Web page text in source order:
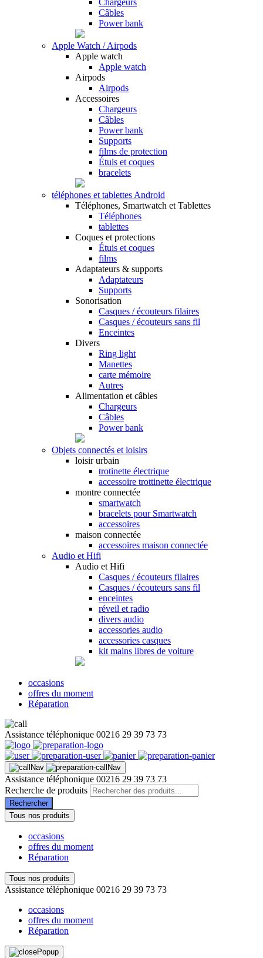
Chargeurs
Câbles
Power bank
Apple Watch / Airpods
Apple watch
Apple watch
Airpods
Airpods
Accessoires
Chargeurs
Câbles
Power bank
Supports
films de protection
Étuis et coques
bracelets
téléphones et tablettes Android
Téléphones, Smartwatch et Tablettes
Téléphones
tablettes
Coques et protections
Étuis et coques
films
Adaptateurs & supports
Adaptateurs
Supports
Sonorisation
Casques / écouteurs filaires
Casques / écouteurs sans fil
Enceintes
Divers
Ring light
Manettes
carte mémoire
Autres
Alimentation et câbles
Chargeurs
Câbles
Power bank
Objets connectés et loisirs
loisir urbain
trotinette électrique
accessoire trottinette électrique
montre connectée
smartwatch
bracelets pour Smartwatch
accessoires
maison connectée
accessoires maison connectée
Audio et Hifi
Audio et Hifi
Casques / écouteurs filaires
Casques / écouteurs sans fil
enceintes
réveil et radio
divers audio
accessories audio
accessories casques
kit mains libres de voiture
occasions
offres du moment
Réparation
Assistance téléphonique 00216 29 39 73 73
Assistance téléphonique 00216 29 39 73 73
Recherche de produits
Rechercher
Tous nos produits
occasions
offres du moment
Réparation
Tous nos produits
Assistance téléphonique 00216 29 39 73 73
occasions
offres du moment
Réparation